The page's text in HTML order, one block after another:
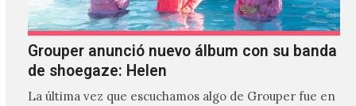
Grouper anunció nuevo álbum con su banda
de shoegaze: Helen
La última vez que escuchamos algo de Grouper fue en